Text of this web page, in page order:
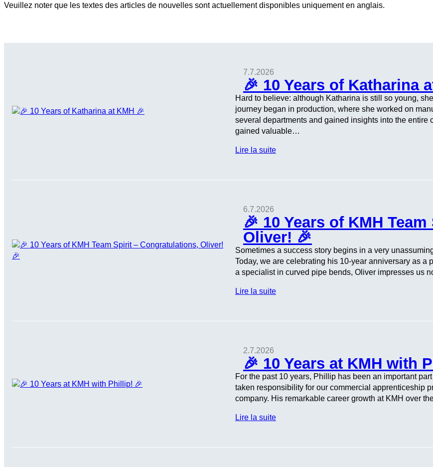
Veuillez noter que les textes des articles de nouvelles sont actuellement disponibles uniquement en anglais.
7.7.2026
🎉 10 Years of Katharina
Hard to believe: although Katharina is still so young,
journey began in production, where she worked on
several departments and gained insights into the entire
gained valuable…
Lire la suite
6.7.2026
🎉 10 Years of KMH
Oliver! 🎉
Sometimes a success story begins in a very
Today, we are celebrating his 10-year anniversary as
a specialist in curved pipe bends, Oliver impresses us
Lire la suite
2.7.2026
🎉 10 Years at KMH with
For the past 10 years, Phillip has been an important
taken responsibility for our commercial apprenticeship
company. His remarkable career growth at KMH over
Lire la suite